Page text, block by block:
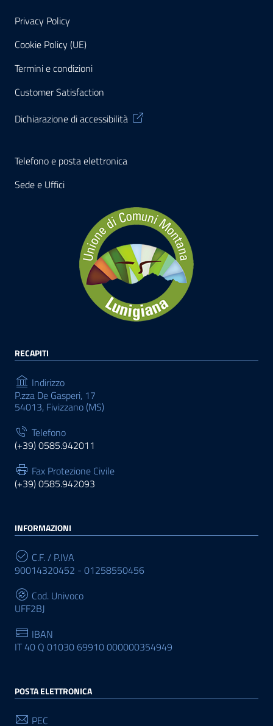
Privacy Policy
Cookie Policy (UE)
Termini e condizioni
Customer Satisfaction
Dichiarazione di accessibilità
Telefono e posta elettronica
Sede e Uffici
RECAPITI
Indirizzo
P.zza De Gasperi, 17
54013, Fivizzano (MS)
Telefono
(+39) 0585.942011
Fax Protezione Civile
(+39) 0585.942093
INFORMAZIONI
C.F. / P.IVA
90014320452 - 01258550456
Cod. Univoco
UFF2BJ
IBAN
IT 40 Q 01030 69910 000000354949
POSTA ELETTRONICA
PEC